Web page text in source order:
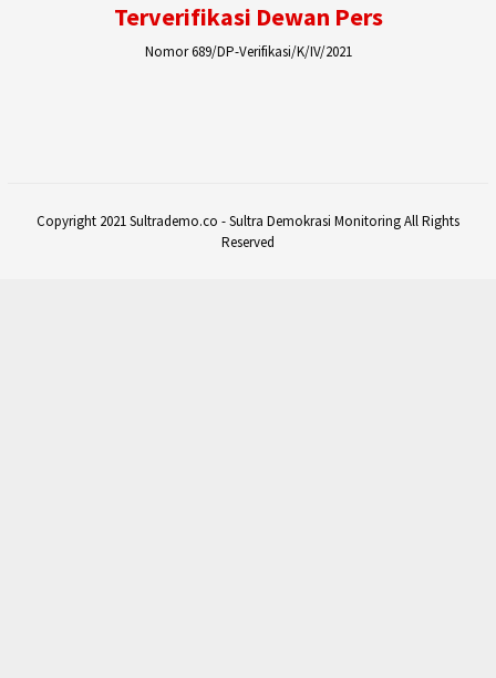
Terverifikasi Dewan Pers
Nomor 689/DP-Verifikasi/K/IV/2021
Copyright 2021 Sultrademo.co - Sultra Demokrasi Monitoring All Rights
Reserved